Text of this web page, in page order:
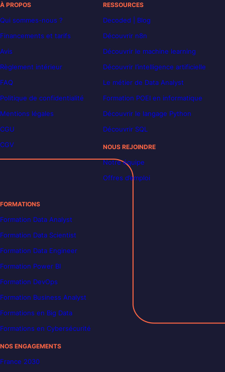
À PROPOS
Qui sommes-nous ?
Financements et tarifs
Avis
Règlement intérieur
FAQ
Politique de confidentialité
Mentions légales
CGU
CGV
RESSOURCES
Decoded | Blog
Découvrir n8n
Découvrir le machine learning
Découvrir l’intelligence artificielle
Le métier de Data Analyst
Formation POEI en informatique
Découvrir le langage Python
Découvrir SQL
NOUS REJOINDRE
Notre équipe
Offres d’emploi
FORMATIONS
Formation Data Analyst
Formation Data Scientist
Formation Data Engineer
Formation Power BI
Formation DevOps
Formation Business Analyst
Formations en Big Data
Formations en Cybersécurité
NOS ENGAGEMENTS
France 2030